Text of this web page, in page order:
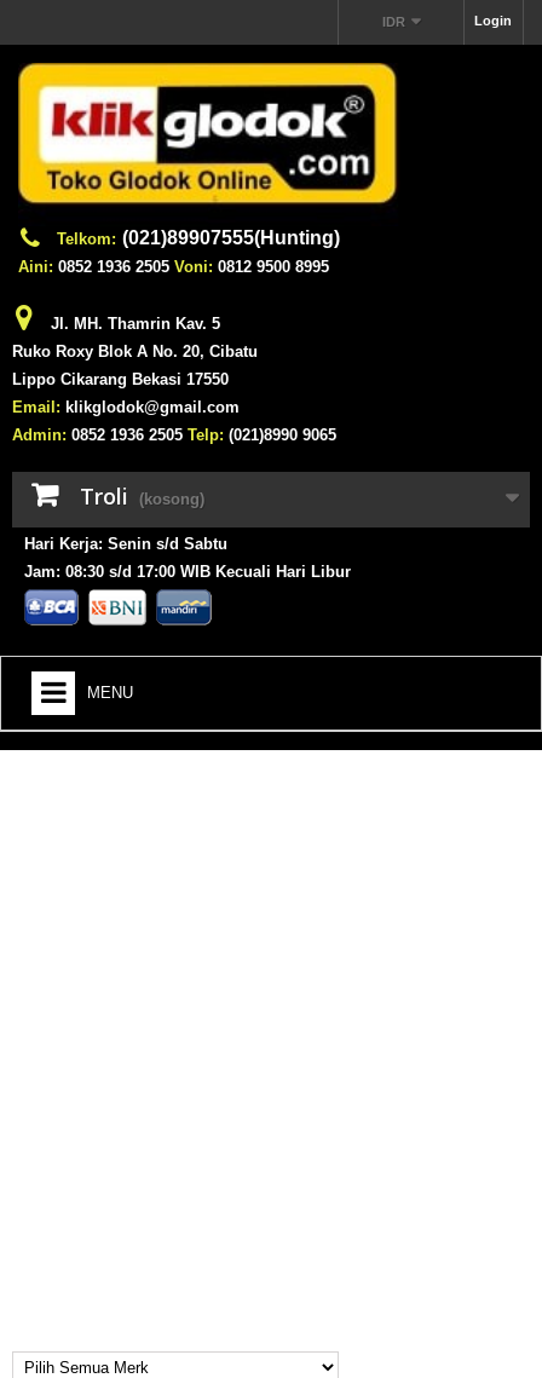
Login
IDR
Telkom: (021)89907555(Hunting)
Aini: 0852 1936 2505 Voni: 0812 9500 8995
Jl. MH. Thamrin Kav. 5
Ruko Roxy Blok A No. 20, Cibatu
Lippo Cikarang Bekasi 17550
Email: klikglodok@gmail.com
Admin: 0852 1936 2505 Telp: (021)8990 9065
Troli (kosong)
Hari Kerja: Senin s/d Sabtu
Jam: 08:30 s/d 17:00 WIB Kecuali Hari Libur
MENU